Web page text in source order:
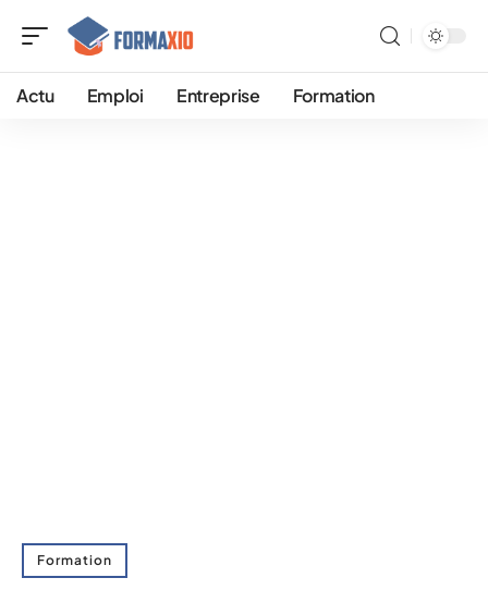
Actu Emploi Entreprise Formation
Formation